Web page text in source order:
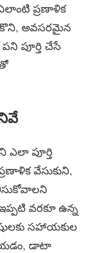
ప్రణాళిక
అవసరమైన
పూర్తి చేసే
ఎలా పూర్తి
వేసుకుని,
వరకూ ఉన్న
సహాయకుల
డాటా